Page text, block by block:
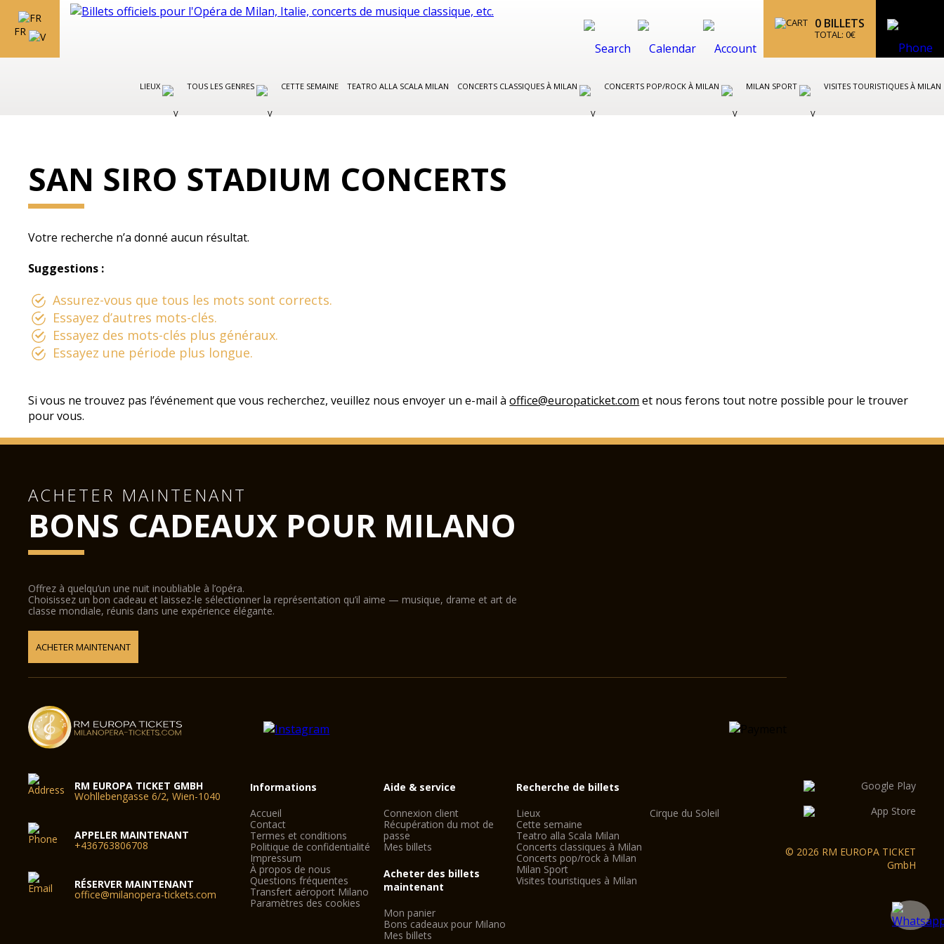
FR
0 BILLETS
TOTAL: 0€
LIEUX TOUS LES GENRES CETTE SEMAINE TEATRO ALLA SCALA MILAN CONCERTS CLASSIQUES À MILAN CONCERTS POP/ROCK À MILAN MILAN SPORT VISITES TOURISTIQUES À MILAN
SAN SIRO STADIUM CONCERTS
Votre recherche n’a donné aucun résultat.
Suggestions :
Assurez-vous que tous les mots sont corrects.
Essayez d’autres mots-clés.
Essayez des mots-clés plus généraux.
Essayez une période plus longue.
Si vous ne trouvez pas l’événement que vous recherchez, veuillez nous envoyer un e-mail àoffice@europaticket.com et nous ferons tout notre possible pour le trouver
pour vous.
ACHETER MAINTENANT
BONS CADEAUX POUR MILANO
Offrez à quelqu’un une nuit inoubliable à l’opéra.
Choisissez un bon cadeau et laissez-le sélectionner la représentation qu’il aime — musique, drame et art de
classe mondiale, réunis dans une expérience élégante.
ACHETER MAINTENANT
RM EUROPA TICKET GMBH
Wohllebengasse 6/2, Wien-1040
APPELER MAINTENANT
+436763806708
RÉSERVER MAINTENANT
office@milanopera-tickets.com
Informations
Accueil
Contact
Termes et conditions
Politique de confidentialité
Impressum
À propos de nous
Questions fréquentes
Transfert aéroport Milano
Paramètres des cookies
Aide & service
Connexion client
Récupération du mot de
passe
Mes billets
Acheter des billets
maintenant
Mon panier
Bons cadeaux pour Milano
Mes billets
Recherche de billets
Lieux
Cette semaine
Teatro alla Scala Milan
Concerts classiques à Milan
Concerts pop/rock à Milan
Milan Sport
Visites touristiques à Milan
Cirque du Soleil
© 2026 RM EUROPA TICKET
GmbH